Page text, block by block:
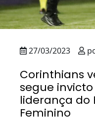
27/03/2023
Corinthians
segue
liderança do
Feminino